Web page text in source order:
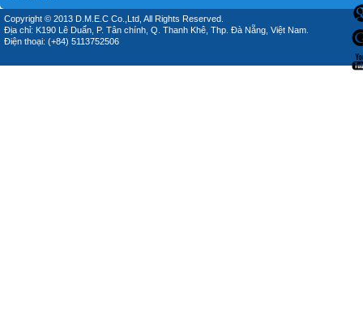
Copyright © 2013 D.M.E.C Co.,Ltd, All Rights Reserved.
Địa chỉ: K190 Lê Duẩn, P. Tân chính, Q. Thanh Khê, Thp. Đà Nẵng, Việt Nam.
Điện thoại: (+84) 5113752506